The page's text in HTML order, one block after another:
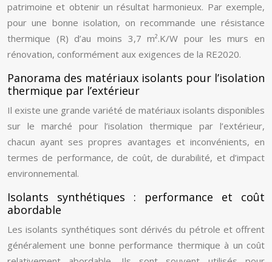
patrimoine et obtenir un résultat harmonieux. Par exemple,
pour une bonne isolation, on recommande une résistance
thermique (R) d’au moins 3,7 m².K/W pour les murs en
rénovation, conformément aux exigences de la RE2020.
Panorama des matériaux isolants pour l’isolation
thermique par l’extérieur
Il existe une grande variété de matériaux isolants disponibles
sur le marché pour l’isolation thermique par l’extérieur,
chacun ayant ses propres avantages et inconvénients, en
termes de performance, de coût, de durabilité, et d’impact
environnemental.
Isolants synthétiques : performance et coût
abordable
Les isolants synthétiques sont dérivés du pétrole et offrent
généralement une bonne performance thermique à un coût